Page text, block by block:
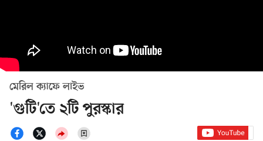
মেরিল ক্যাফে লাইভ
'গুটি'তে ২টি পুরস্কার